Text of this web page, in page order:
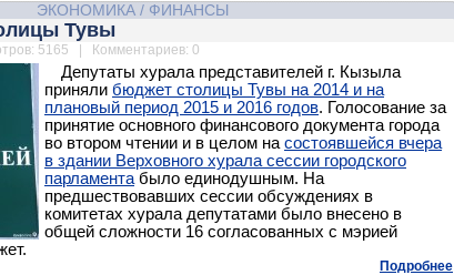
ЭКОНОМИКА/ ФИНАНСЫ
Тувы
5165 | Комментариев: 0
Депутаты хурала представителей г. Кызыла
приняли бюджет столицы Тувы на 2014 и на
плановый период 2015 и 2016 годов. Голосование за
принятие основного финансового документа города
во втором чтении и в целом на состоявшейся вчера
в здании Верховного хурала сессии городского
парламента было единодушным. На
предшествовавших сессии обсуждениях в
комитетах хурала депутатами было внесено в
общей сложности 16 согласованных с мэрией
Подробнее